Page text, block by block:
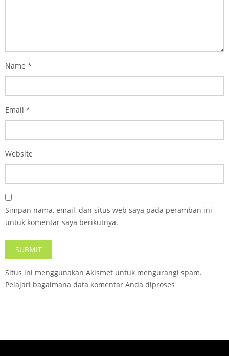
Name *
Email *
Website
Simpan nama, email, dan situs web saya pada peramban ini
untuk komentar saya berikutnya.
Situs ini menggunakan Akismet untuk mengurangi spam.
Pelajari bagaimana data komentar Anda diproses